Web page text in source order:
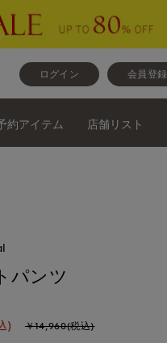
ログイン 会員登録
約アイテム 店舗リスト
パンツ
) ￥14,960(税込)